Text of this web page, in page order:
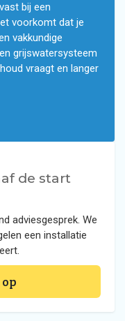
bij een
voorkomt dat je
vakkundige
grijswatersysteem
vraagt en langer
de start
adviesgesprek. We
een installatie